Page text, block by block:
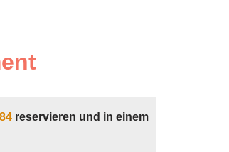
reservieren und in einem